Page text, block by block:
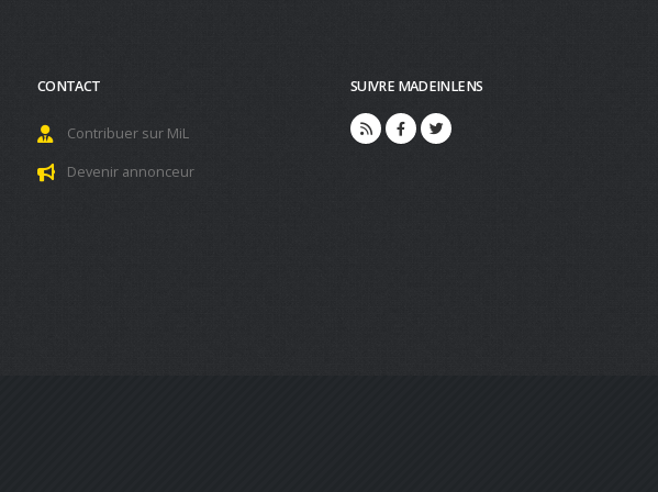
CONTACT
Contribuer sur MiL
Devenir annonceur
SUIVRE MADEINLENS